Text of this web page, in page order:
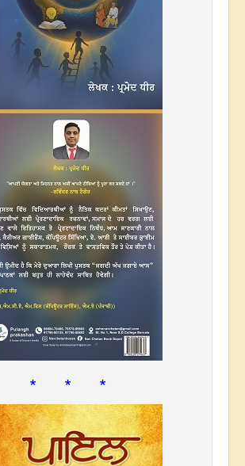
* * *